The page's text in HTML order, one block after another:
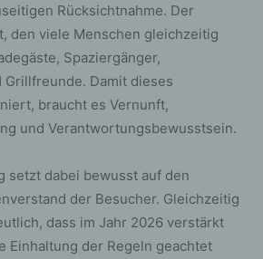
Rücksichtnahme. Der
den viele Menschen gleichzeitig
Spaziergänger,
Damit dieses
braucht es Vernunft,
und Verantwortungsbewusstsein.
setzt dabei bewusst auf den
der Besucher. Gleichzeitig
dass im Jahr 2026 verstärkt
Einhaltung der Regeln geachtet